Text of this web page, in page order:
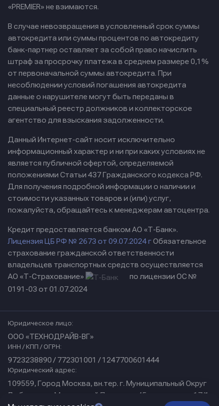
«PREMIER» не взимаются.
В случае невозвращения в условленный срок суммы
автокредита или суммы процентов по автокредиту
банк-партнер оставляет за собой право начислить
штраф за просрочку платежа в среднем размере 0,1%
от первоначальной суммы автокредита. При
несоблюдении условий погашения автокредита
данные о нарушителе могут быть переданы в
специальный реестр должников и коллекторское
агентство для взыскания задолженности.
Данный Интернет-сайт носит исключительно
информационный характер и ни при каких условиях не
является публичной офертой, определяемой
положениями Статьи 437 Гражданского кодекса РФ.
Для получения подробной информации о наличии и
стоимости указанных товаров и (или) услуг,
пожалуйста, обращайтесь к менеджерам автоцентра.
Кредит предоставляется банком АО «Т-Банк».
Лицензия ЦБ РФ № 2673 от 09.07.2024 гОбязательное
страхование гражданской ответственности
владельцев транспортных средств осуществляется
АО «Т-Страхование»
по лицензии ОС №
0191-03 от 01.07.2024
Юридическое лицо:
ООО «ТЕХНОДРАЙВ-ВГ»
ИНН / КПП / ОГРН:
9723238890 / 772301001 / 1247700601444
Юридический адрес:
109559, Город Москва, вн.тер. г. Муниципальный Округ
Люблино, ул Марьинский Парк, дом 45, помещение 17/1